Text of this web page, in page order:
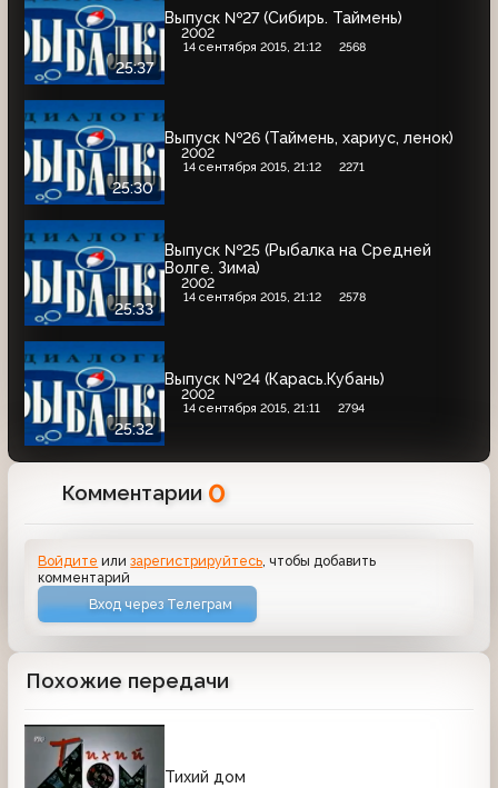
25:37
Выпуск №27 (Сибирь. Таймень)
2002
14 сентября 2015, 21:12 2568
25:30
Выпуск №26 (Таймень, хариус, ленок)
2002
14 сентября 2015, 21:12 2271
25:33
Выпуск №25 (Рыбалка на Средней
Волге. Зима)
2002
14 сентября 2015, 21:12 2578
25:32
Выпуск №24 (Карась.Кубань)
2002
14 сентября 2015, 21:11 2794
Комментарии 0
Войдите илизарегистрируйтесь, чтобы добавить
комментарий
Вход через Телеграм
Похожие передачи
Тихий дом